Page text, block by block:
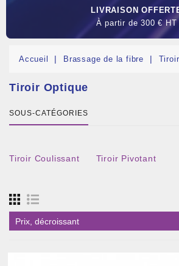
LIVRAISON
À partir de 300 € HT
Accueil Brassage de la fibre
Tiroir Optique
SOUS-CATÉGORIES
Tiroir Coulissant Tiroir Pivotant
Prix, décroissant